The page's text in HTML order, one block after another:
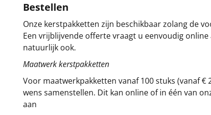
Bestellen
Onze kerstpakketten zijn beschikbaar zolang de
Een vrijblijvende offerte vraagt u eenvoudig
natuurlijk ook.
Maatwerk kerstpakketten
Voor maatwerkpakketten vanaf 100 stuks (vanaf
wens samenstellen. Dit kan online of in één van
aan